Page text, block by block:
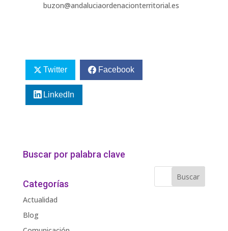
buzon@andaluciaordenacionterritorial.es
Twitter Facebook
LinkedIn
Buscar por palabra clave
Categorías
Actualidad
Blog